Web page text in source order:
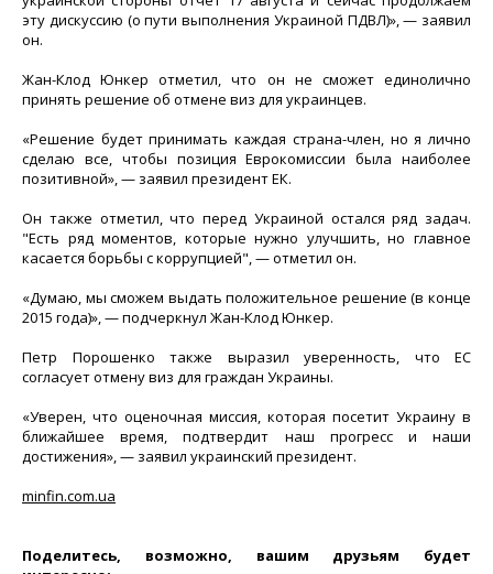
эту дискуссию (о пути выполнения Украиной ПДВЛ)», — заявил
он.
Жан-Клод Юнкер отметил, что он не сможет единолично
принять решение об отмене виз для украинцев.
«Решение будет принимать каждая страна-член, но я лично
сделаю все, чтобы позиция Еврокомиссии была наиболее
позитивной», — заявил президент ЕК.
Он также отметил, что перед Украиной остался ряд задач.
"Есть ряд моментов, которые нужно улучшить, но главное
касается борьбы с коррупцией", — отметил он.
«Думаю, мы сможем выдать положительное решение (в конце
2015 года)», — подчеркнул Жан-Клод Юнкер.
Петр Порошенко также выразил уверенность, что ЕС
согласует отмену виз для граждан Украины.
«Уверен, что оценочная миссия, которая посетит Украину в
ближайшее время, подтвердит наш прогресс и наши
достижения», — заявил украинский президент.
minfin.com.ua
Поделитесь, возможно, вашим друзьям будет